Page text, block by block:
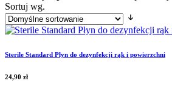
Sortuj wg.
Sterile Standard Płyn do dezynfekcji rąk i powierzchni
24,90 zł